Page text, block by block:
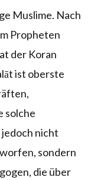
Muslime. Nach
Propheten
der Koran
ist oberste
solche
nicht
sondern
die über